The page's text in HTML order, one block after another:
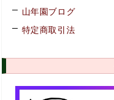
山年園ブログ
特定商取引法